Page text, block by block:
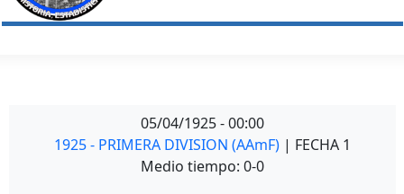
05/04/1925 - 00:00
1925 - PRIMERA DIVISION (AAmF) | FECHA 1
Medio tiempo: 0-0